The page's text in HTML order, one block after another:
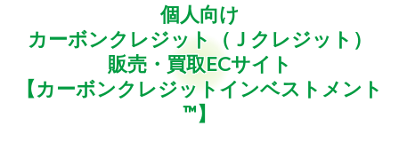
個人向け
カーボンクレジット（Ｊクレジット）
販売・買取ECサイト
【カーボンクレジットインベストメント
™】